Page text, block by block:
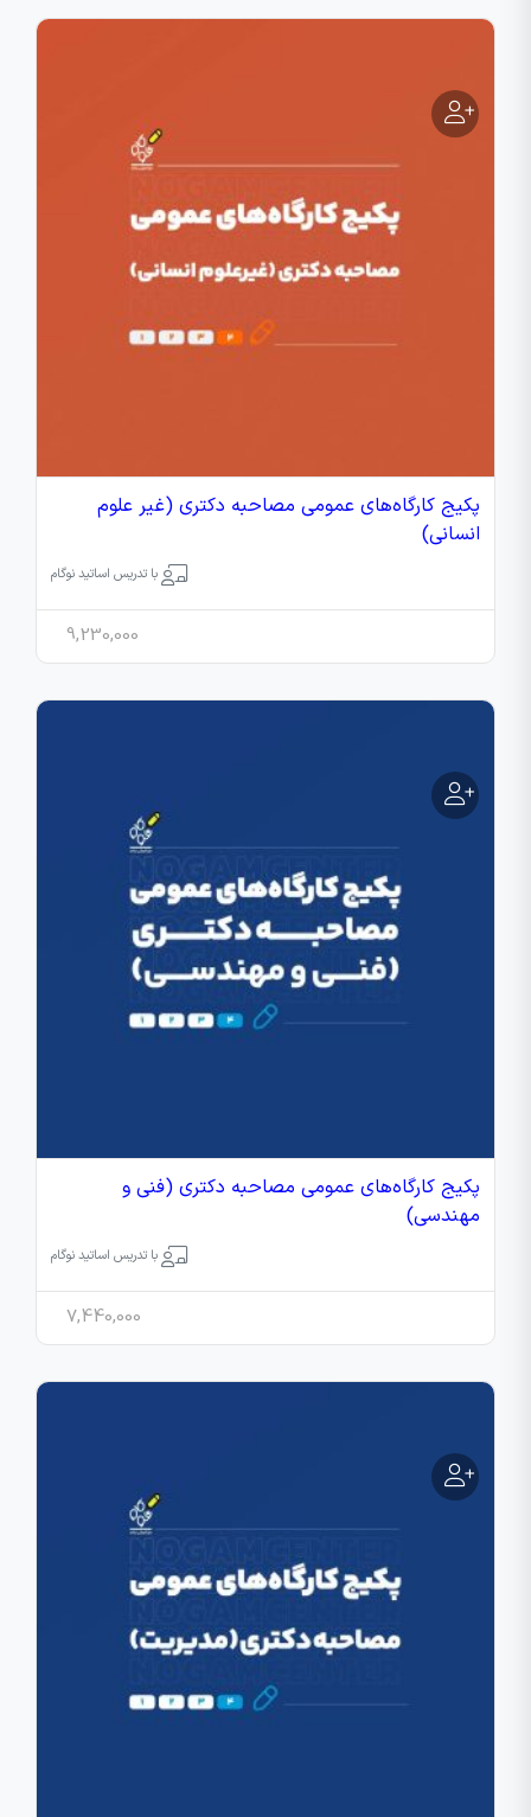
پکیج کارگاه‌های عمومی مصاحبه دکتری (غیر علوم
انسانی)
با تدریس اساتید نوگام
9,230,000
پکیج کارگاه‌های عمومی مصاحبه دکتری (فنی و
مهندسی)
با تدریس اساتید نوگام
7,440,000